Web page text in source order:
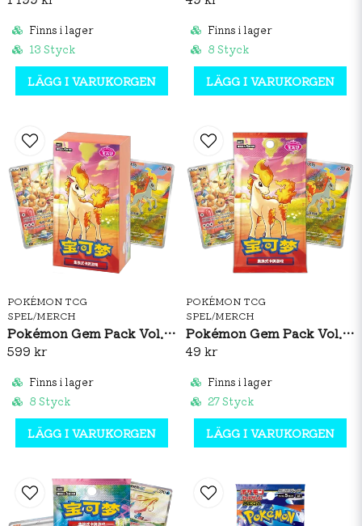
Finns i lager
13 Styck
LÄGG I VARUKORGEN
Finns i lager
8 Styck
LÄGG I VARUKORGEN
POKÉMON TCG
SPEL/MERCH
Pokémon Gem Pack Vol. 4 Booster Box (S-CH)
599 kr
Finns i lager
8 Styck
LÄGG I VARUKORGEN
POKÉMON TCG
SPEL/MERCH
Pokémon Gem Pack Vol. 4 Booster Pack (S-CH)
49 kr
Finns i lager
27 Styck
LÄGG I VARUKORGEN